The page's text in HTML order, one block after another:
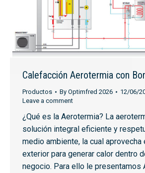
Calefacción Aerotermia con
Productos By Optimfred 2026
12/06/
Leave a comment
¿Qué es la Aerotermia? La
solución integral eficiente y
medio ambiente, la cual aprovecha
exterior para generar calor dentro
negocio. Para ello le presentamos